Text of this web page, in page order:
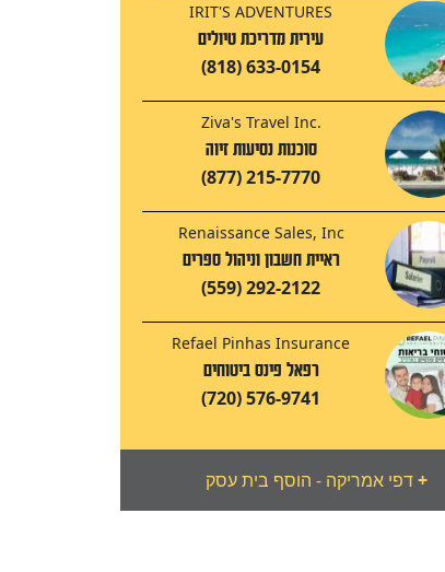
IRIT'S ADVENTURES
עירית מדריכת טיולים
(818) 633-0154
Ziva's Travel Inc.
סוכנות נסיעות זיוה
(877) 215-7770
Renaissance Sales, Inc
ראיית חשבון וניהול ספרים
(559) 292-2122
Refael Pinhas Insurance
רפאל פינס ביטוחים
(720) 576-9741
דפי אמריקה - הוסף בית עסק+